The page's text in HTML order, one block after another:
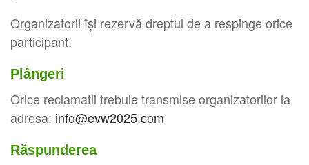
Organizatorii își rezervă dreptul de a respinge orice
participant.
Plângeri
Orice reclamatii trebuie transmise organizatorilor la
adresa: info@evw2025.com
Răspunderea